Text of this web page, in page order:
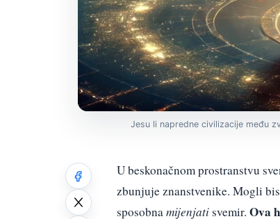
Jesu li napredne civilizacije među
U beskonačnom prostranstvu
zbunjuje znanstvenike. Mogli
sposobnamijenjatisvemir. Ova